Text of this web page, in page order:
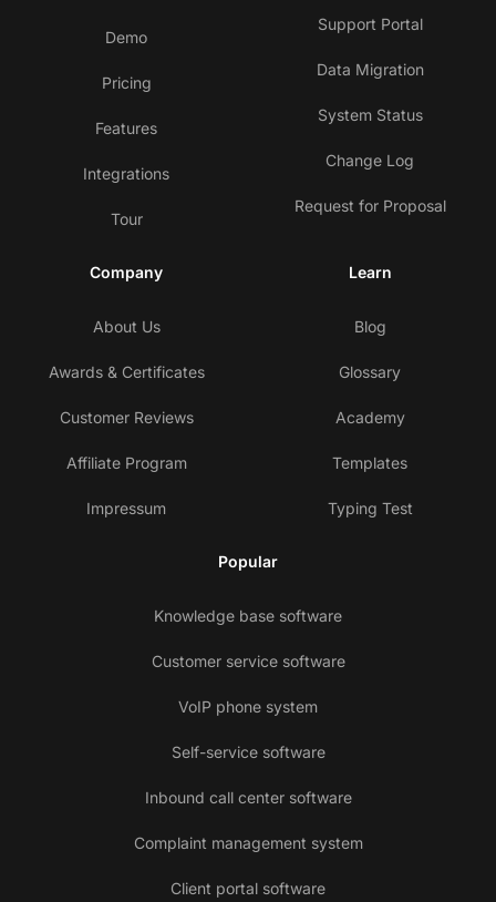
Demo
Pricing
Features
Integrations
Tour
Support Portal
Data Migration
System Status
Change Log
Request for Proposal
Company
About Us
Awards & Certificates
Customer Reviews
Affiliate Program
Impressum
Learn
Blog
Glossary
Academy
Templates
Typing Test
Popular
Knowledge base software
Customer service software
VoIP phone system
Self-service software
Inbound call center software
Complaint management system
Client portal software